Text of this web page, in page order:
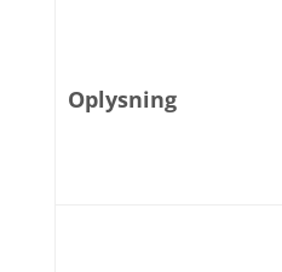
Oplysning